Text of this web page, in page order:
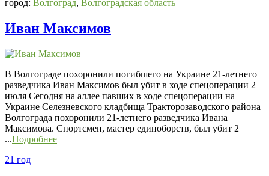
город: Волгоград, Волгоградская область
Иван Максимов
В Волгограде похоронили погибшего на Украине 21-летнего
разведчика Иван Максимов был убит в ходе спецоперации 2
июля Сегодня на аллее павших в ходе спецоперации на
Украине Селезневского кладбища Тракторозаводского района
Волгограда похоронили 21-летнего разведчика Ивана
Максимова. Спортсмен, мастер единоборств, был убит 2
...Подробнее
21 год